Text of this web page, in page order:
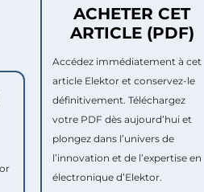
ACHETER CET
ARTICLE (PDF)
Accédez immédiatement à cet
article Elektor et conservez-le
définitivement. Téléchargez
votre PDF dès aujourd’hui et
plongez dans l’univers de
l’innovation et de l’expertise en
électronique d’Elektor.